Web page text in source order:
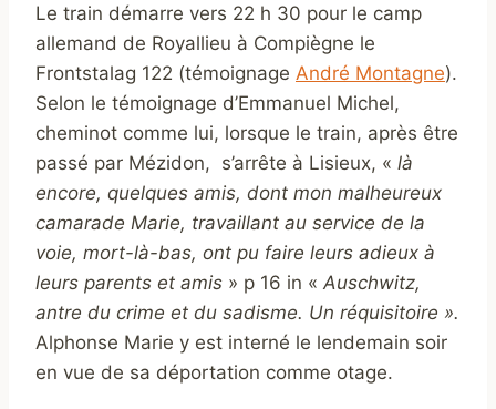
Le train démarre vers 22 h 30 pour le camp
allemand de Royallieu à Compiègne le
Frontstalag 122 (témoignage André Montagne).
Selon le témoignage d’Emmanuel Michel,
cheminot comme lui, lorsque le train, après être
passé par Mézidon, s’arrête à Lisieux, « là
encore, quelques amis, dont mon malheureux
camarade Marie, travaillant au service de la
voie, mort-là-bas, ont pu faire leurs adieux à
leurs parents et amis » p 16 in « Auschwitz,
antre du crime et du sadisme. Un réquisitoire ».
Alphonse Marie y est interné le lendemain soir
en vue de sa déportation comme otage.